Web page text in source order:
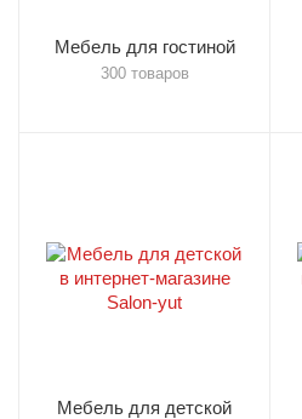
Мебель для гостиной
300 товаров
Мебель для детской